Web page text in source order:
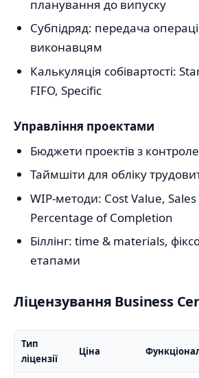
планування до випуску
Субпідряд: передача
виконавцям
Калькуляція собівартості:
FIFO, Specific
Управління проектами
Бюджети проектів з
Таймшіти для обліку
WIP-методи: Cost Value,
Percentage of Completion
Біллінг: time & materials,
етапами
Ліцензування Business
Тип
ліцензії
Ціна